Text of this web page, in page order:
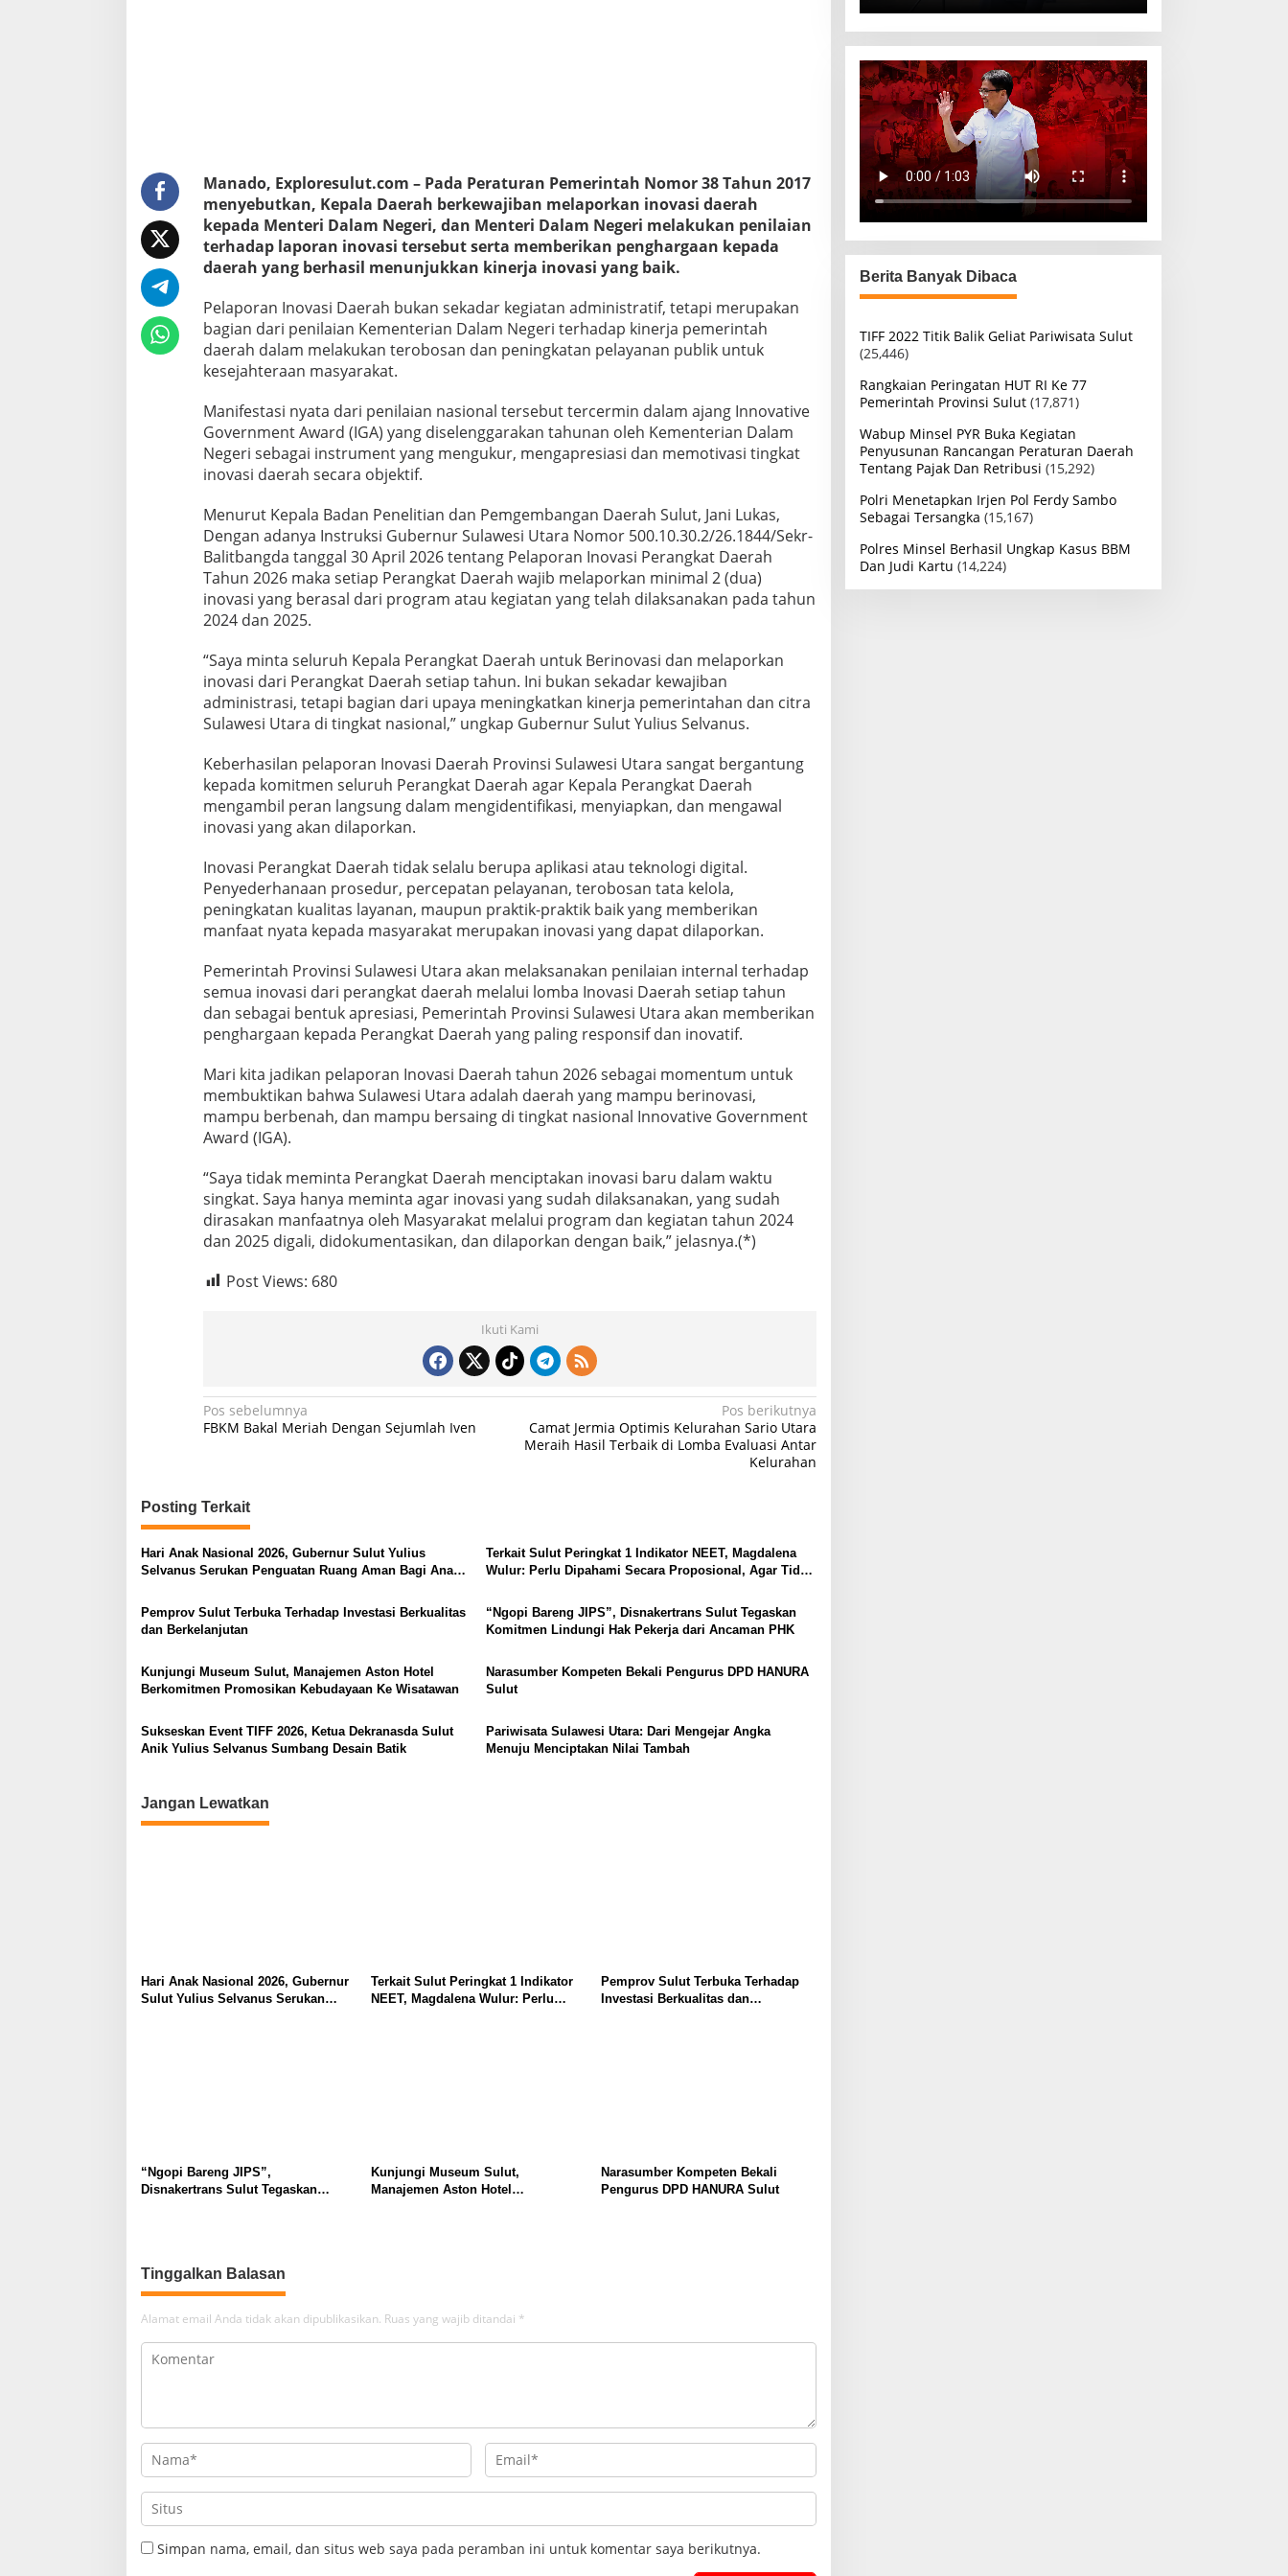
a
n
g
k
a
t
a
e
r
a
h
e
r
i
n
o
a
s
i
d
a
n
L
p
o
r
k
a
I
n
o
v
a
i
S
e
t
i
p
T
a
h
u
Manado, Exploresulut.com – Pada Peraturan Pemerintah Nomor 38 Tahun 2017
menyebutkan, Kepala Daerah berkewajiban melaporkan inovasi daerah
kepada Menteri Dalam Negeri, dan Menteri Dalam Negeri melakukan penilaian
terhadap laporan inovasi tersebut serta memberikan penghargaan kepada
daerah yang berhasil menunjukkan kinerja inovasi yang baik.
Pelaporan Inovasi Daerah bukan sekadar kegiatan administratif, tetapi merupakan
bagian dari penilaian Kementerian Dalam Negeri terhadap kinerja pemerintah
daerah dalam melakukan terobosan dan peningkatan pelayanan publik untuk
kesejahteraan masyarakat.
Manifestasi nyata dari penilaian nasional tersebut tercermin dalam ajang Innovative
Government Award (IGA) yang diselenggarakan tahunan oleh Kementerian Dalam
Negeri sebagai instrument yang mengukur, mengapresiasi dan memotivasi tingkat
inovasi daerah secara objektif.
Menurut Kepala Badan Penelitian dan Pemgembangan Daerah Sulut, Jani Lukas,
Dengan adanya Instruksi Gubernur Sulawesi Utara Nomor 500.10.30.2/26.1844/Sekr-
Balitbangda tanggal 30 April 2026 tentang Pelaporan Inovasi Perangkat Daerah
Tahun 2026 maka setiap Perangkat Daerah wajib melaporkan minimal 2 (dua)
inovasi yang berasal dari program atau kegiatan yang telah dilaksanakan pada tahun
2024 dan 2025.
“Saya minta seluruh Kepala Perangkat Daerah untuk Berinovasi dan melaporkan
inovasi dari Perangkat Daerah setiap tahun. Ini bukan sekadar kewajiban
administrasi, tetapi bagian dari upaya meningkatkan kinerja pemerintahan dan citra
Sulawesi Utara di tingkat nasional,” ungkap Gubernur Sulut Yulius Selvanus.
Keberhasilan pelaporan Inovasi Daerah Provinsi Sulawesi Utara sangat bergantung
kepada komitmen seluruh Perangkat Daerah agar Kepala Perangkat Daerah
mengambil peran langsung dalam mengidentifikasi, menyiapkan, dan mengawal
inovasi yang akan dilaporkan.
Inovasi Perangkat Daerah tidak selalu berupa aplikasi atau teknologi digital.
Penyederhanaan prosedur, percepatan pelayanan, terobosan tata kelola,
peningkatan kualitas layanan, maupun praktik-praktik baik yang memberikan
manfaat nyata kepada masyarakat merupakan inovasi yang dapat dilaporkan.
Pemerintah Provinsi Sulawesi Utara akan melaksanakan penilaian internal terhadap
semua inovasi dari perangkat daerah melalui lomba Inovasi Daerah setiap tahun
dan sebagai bentuk apresiasi, Pemerintah Provinsi Sulawesi Utara akan memberikan
penghargaan kepada Perangkat Daerah yang paling responsif dan inovatif.
Mari kita jadikan pelaporan Inovasi Daerah tahun 2026 sebagai momentum untuk
membuktikan bahwa Sulawesi Utara adalah daerah yang mampu berinovasi,
mampu berbenah, dan mampu bersaing di tingkat nasional Innovative Government
Award (IGA).
“Saya tidak meminta Perangkat Daerah menciptakan inovasi baru dalam waktu
singkat. Saya hanya meminta agar inovasi yang sudah dilaksanakan, yang sudah
dirasakan manfaatnya oleh Masyarakat melalui program dan kegiatan tahun 2024
dan 2025 digali, didokumentasikan, dan dilaporkan dengan baik,” jelasnya.(*)
Post Views: 680
Ikuti Kami
N
a
i
g
a
s
i
p
s
Pos sebelumnya
FBKM Bakal Meriah Dengan Sejumlah Iven
Pos berikutnya
Camat Jermia Optimis Kelurahan Sario Utara
Meraih Hasil Terbaik di Lomba Evaluasi Antar
Kelurahan
Posting Terkait
Hari Anak Nasional 2026, Gubernur Sulut Yulius
Selvanus Serukan Penguatan Ruang Aman Bagi Anak,
Terkait Sulut Peringkat 1 Indikator NEET, Magdalena
Wulur: Perlu Dipahami Secara Proposional, Agar Tidak
Pemprov Sulut Terbuka Terhadap Investasi Berkualitas
dan Berkelanjutan
“Ngopi Bareng JIPS”, Disnakertrans Sulut Tegaskan
Komitmen Lindungi Hak Pekerja dari Ancaman PHK
Kunjungi Museum Sulut, Manajemen Aston Hotel
Berkomitmen Promosikan Kebudayaan Ke Wisatawan
Narasumber Kompeten Bekali Pengurus DPD HANURA
Sulut
Sukseskan Event TIFF 2026, Ketua Dekranasda Sulut
Anik Yulius Selvanus Sumbang Desain Batik
Pariwisata Sulawesi Utara: Dari Mengejar Angka
Menuju Menciptakan Nilai Tambah
Jangan Lewatkan
Hari Anak Nasional 2026, Gubernur
Sulut Yulius Selvanus Serukan
Terkait Sulut Peringkat 1 Indikator
NEET, Magdalena Wulur: Perlu
Pemprov Sulut Terbuka Terhadap
Investasi Berkualitas dan
“Ngopi Bareng JIPS”,
Disnakertrans Sulut Tegaskan
Kunjungi Museum Sulut,
Manajemen Aston Hotel
Narasumber Kompeten Bekali
Pengurus DPD HANURA Sulut
Tinggalkan Balasan
Alamat email Anda tidak akan dipublikasikan. Ruas yang wajib ditandai *
Simpan nama, email, dan situs web saya pada peramban ini untuk komentar saya berikutnya.
Berita Banyak Dibaca
TIFF 2022 Titik Balik Geliat Pariwisata Sulut
(25,446)
Rangkaian Peringatan HUT RI Ke 77
Pemerintah Provinsi Sulut (17,871)
Wabup Minsel PYR Buka Kegiatan
Penyusunan Rancangan Peraturan Daerah
Tentang Pajak Dan Retribusi (15,292)
Polri Menetapkan Irjen Pol Ferdy Sambo
Sebagai Tersangka (15,167)
Polres Minsel Berhasil Ungkap Kasus BBM
Dan Judi Kartu (14,224)